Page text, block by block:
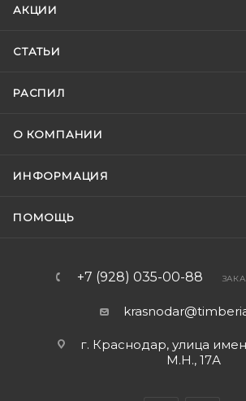
АКЦИИ
СТАТЬИ
РАСПИЛ
О КОМПАНИИ
ИНФОРМАЦИЯ
ПОМОЩЬ
+7 (928) 035-00-88
г. Краснодар, улица
М.Н., 17А